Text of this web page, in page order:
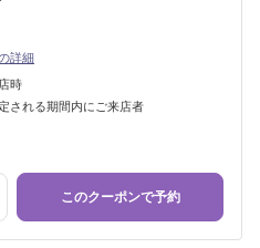
詳細
時
される期間内にご来店者
このクーポンで予約